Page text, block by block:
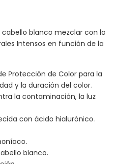
blanco mezclar con la
Intensos en función de la
Protección de Color para la
y la duración del color.
la contaminación, la luz
con ácido hialurónico.
blanco.